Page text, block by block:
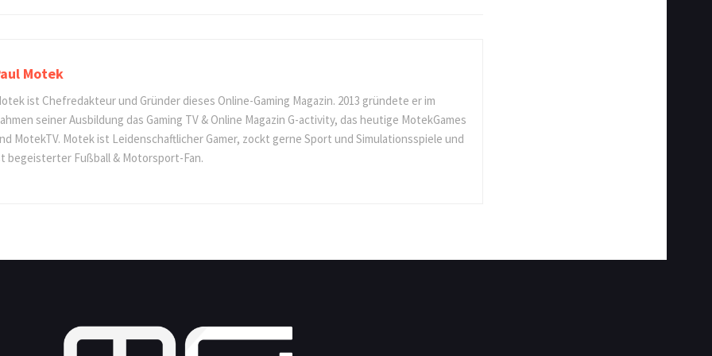
Motek
ist Chefredakteur und Gründer dieses Online-Gaming Magazin. 2013 gründete er im
seiner Ausbildung das Gaming TV & Online Magazin G-activity, das heutige MotekGames
MotekTV. Motek ist Leidenschaftlicher Gamer, zockt gerne Sport und Simulationsspiele und
begeisterter Fußball & Motorsport-Fan.